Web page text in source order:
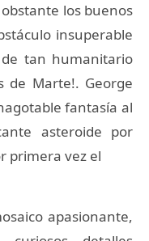
los buenos
insuperable
tan humanitario
de Marte!. George
fantasía al
asteroide por
primera vez el
apasionante,